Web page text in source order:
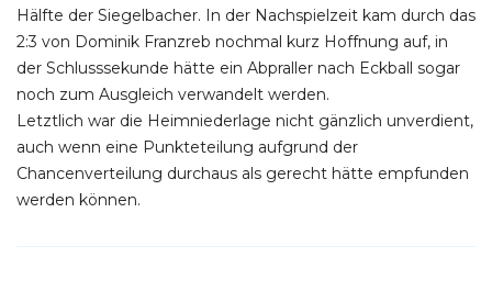
Hälfte der Siegelbacher. In der Nachspielzeit kam durch das
2:3 von Dominik Franzreb nochmal kurz Hoffnung auf, in
der Schlusssekunde hätte ein Abpraller nach Eckball sogar
noch zum Ausgleich verwandelt werden.
Letztlich war die Heimniederlage nicht gänzlich unverdient,
auch wenn eine Punkteteilung aufgrund der
Chancenverteilung durchaus als gerecht hätte empfunden
werden können.